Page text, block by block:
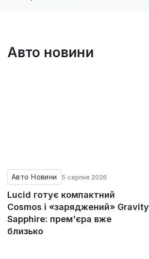
Авто новини
Авто Новини 5 серпня 2026
Lucid готує компактний
Cosmos і «заряджений» Gravity
Sapphire: прем'єра вже
близько